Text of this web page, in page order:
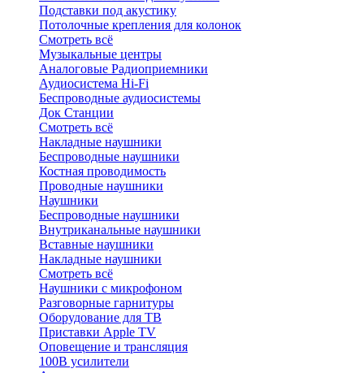
Подставки под акустику
Потолочные крепления для колонок
Смотреть всё
Музыкальные центры
Аналоговые Радиоприемники
Аудиосистема Hi-Fi
Беспроводные аудиосистемы
Док Станции
Смотреть всё
Накладные наушники
Беспроводные наушники
Костная проводимость
Проводные наушники
Наушники
Беспроводные наушники
Внутриканальные наушники
Вставные наушники
Накладные наушники
Смотреть всё
Наушники с микрофоном
Разговорные гарнитуры
Оборудование для ТВ
Приставки Apple TV
Оповещение и трансляция
100В усилители